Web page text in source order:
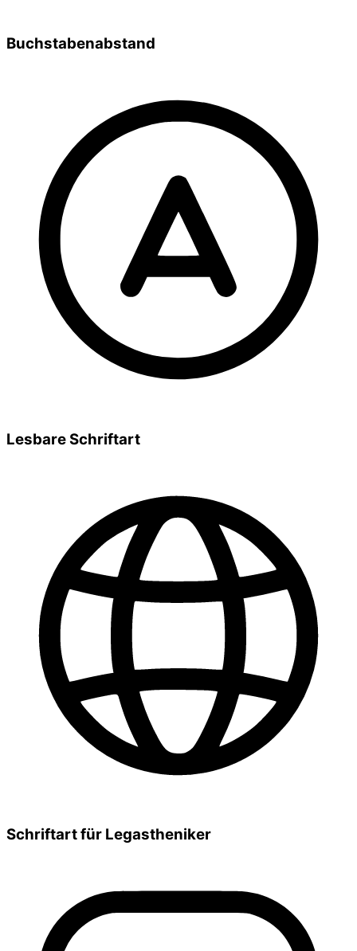
Buchstabenabstand
Lesbare Schriftart
Schriftart für Legastheniker